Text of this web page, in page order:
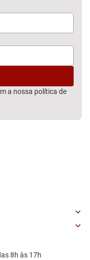
a nossa política de
8h às 17h